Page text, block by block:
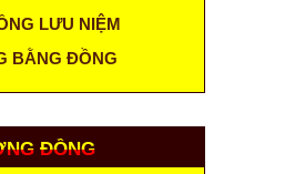
LƯU NIỆM
BẰNG ĐỒNG
ĐỒNG